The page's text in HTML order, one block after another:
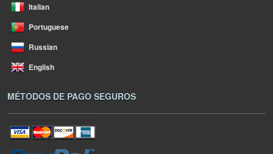
Italian
Portuguese
Russian
English
MÉTODOS DE PAGO SEGUROS